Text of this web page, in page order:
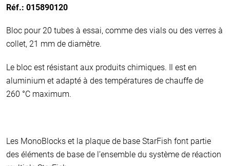
Réf.: 015890120
Bloc pour 20 tubes à essai, comme des vials ou des verres à
collet, 21 mm de diamètre.
Le bloc est résistant aux produits chimiques. Il est en
aluminium et adapté à des températures de chauffe de
260 °C maximum.
Les MonoBlocks et la plaque de base StarFish font partie
des éléments de base de l’ensemble du système de réaction